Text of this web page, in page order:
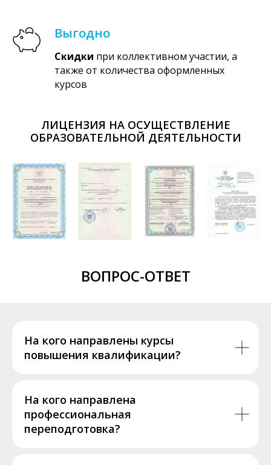
Выгодно
Скидки при коллективном участии, а
также от количества оформленных
курсов
ЛИЦЕНЗИЯ НА ОСУЩЕСТВЛЕНИЕ
ОБРАЗОВАТЕЛЬНОЙ ДЕЯТЕЛЬНОСТИ
ВОПРОС-ОТВЕТ
На кого направлены курсы
повышения квалификации?
На кого направлена
профессиональная
переподготовка?